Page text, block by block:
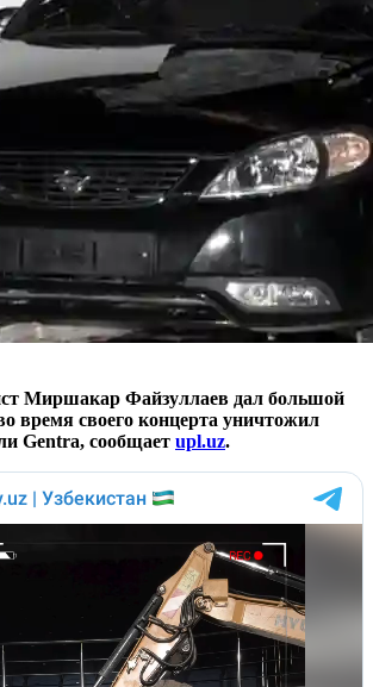
Миршакар Файзуллаев дал большой
время своего концерта уничтожил
Gentra, сообщает upl.uz.